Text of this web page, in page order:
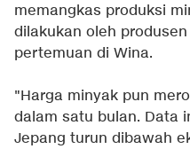
memangkas produksi
dilakukan oleh
pertemuan di Wina.
"Harga minyak pun
dalam satu bulan. Data
Jepang turun dibawah